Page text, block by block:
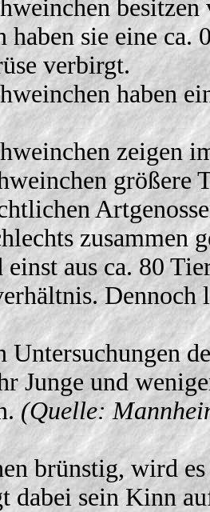
sie eine ca.
verbirgt.
haben
zeigen
größere
zusammen
einst aus ca. 80
Untersuchungen
Junge und
(Quelle:
brünstig, wird
dabei sein Kinn